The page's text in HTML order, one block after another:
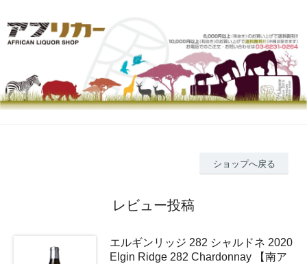
ショップへ戻る
レビュー投稿
エルギンリッジ 282 シャルドネ 2020
Elgin Ridge 282 Chardonnay 【南ア